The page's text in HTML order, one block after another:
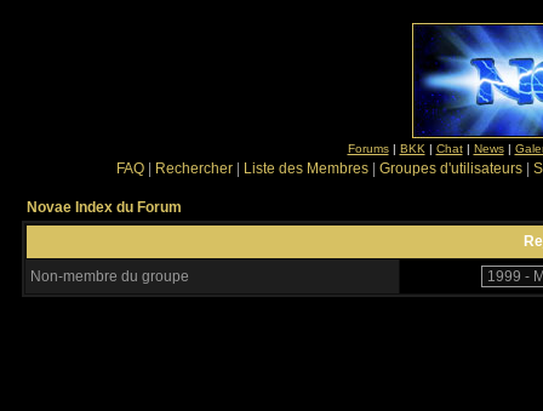
Forums| BKK | Chat| News|
FAQ Rechercher Liste des Membres Groupes d'utilisateurs
Novae Index du Forum
Non-membre du groupe